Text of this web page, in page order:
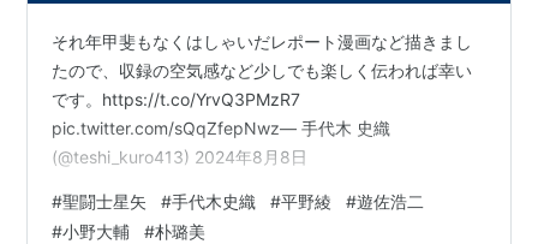
それ年甲斐もなくはしゃいだレポート漫画など描きまし
たので、収録の空気感など少しでも楽しく伝われば幸い
です。https://t.co/YrvQ3PMzR7
pic.twitter.com/sQqZfepNwz— 手代木 史織
(@teshi_kuro413) 2024年8月8日
#聖闘士星矢 #手代木史織 #平野綾 #遊佐浩二
#小野大輔 #朴璐美